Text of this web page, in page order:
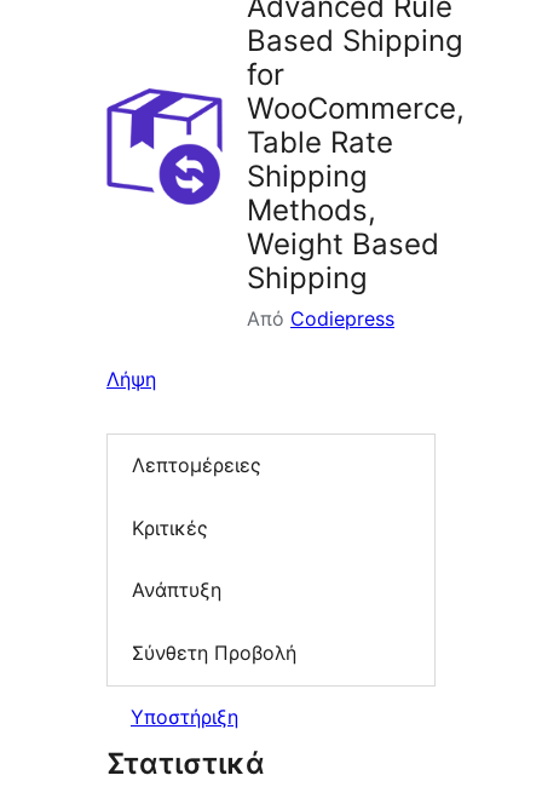
Based Shipping
for
WooCommerce,
Table Rate
Shipping
Methods,
Weight Based
Shipping
Από Codiepress
Λήψη
Λεπτομέρειες
Κριτικές
Ανάπτυξη
Σύνθετη Προβολή
Υποστήριξη
Στατιστικά